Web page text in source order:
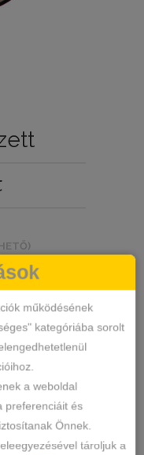
működésének
kategóriába sorolt
a weboldal
preferenciáit és
Önnek.
tároljuk a